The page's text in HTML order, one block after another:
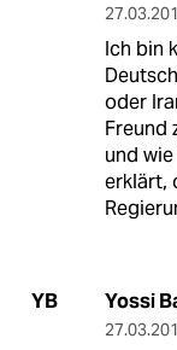
Ich bin
oder
Freund
und
erklärt,
YB Yossi